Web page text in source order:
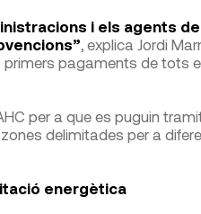
i els agents
, explica Jordi
primers pagaments de tots
per a que es puguin
delimitades per a
energètica